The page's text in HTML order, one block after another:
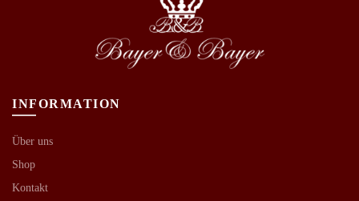
INFORMATION
Über uns
Shop
Kontakt